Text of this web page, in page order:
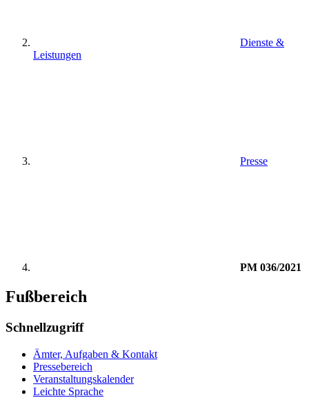
Dienste &
Leistungen
Presse
PM 036/2021
Fußbereich
Schnellzugriff
Ämter, Aufgaben & Kontakt
Pressebereich
Veranstaltungskalender
Leichte Sprache